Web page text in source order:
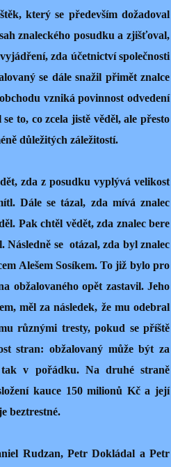
který se především dožadoval
znaleckého posudku a zjišťoval,
zda účetnictví společnosti
se dále snažil přimět znalce
vzniká povinnost odvedení
to, co zcela jistě věděl, ale přesto
důležitých záležitostí.
zda z posudku vyplývá velikost
Dále se tázal, zda mívá znalec
Pak chtěl vědět, zda znalec bere
Následně se otázal, zda byl znalec
Alešem Sosíkem. To již bylo pro
obžalovaného opět zastavil. Jeho
měl za následek, že mu odebral
různými tresty, pokud se příště
stran: obžalovaný může být za
v pořádku. Na druhé straně
kauce 150 milionů Kč a její
beztrestné.
Rudzan, Petr Dokládal a Petr